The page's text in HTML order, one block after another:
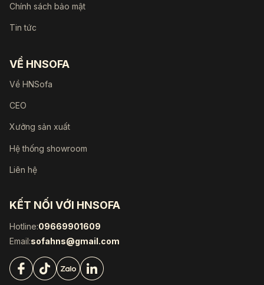
Chính sách bảo mật
Tin tức
VỀ HNSOFA
Về HNSofa
CEO
Xưởng sản xuất
Hệ thống showroom
Liên hệ
KẾT NỐI VỚI HNSOFA
Hotline:09669901609
Email:sofahns@gmail.com